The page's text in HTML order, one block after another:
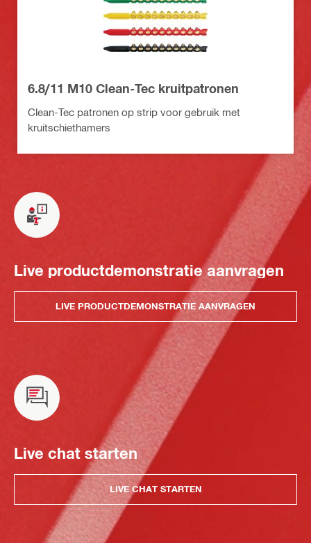
6.8/11 M10 Clean-Tec kruitpatronen
Clean-Tec patronen op strip voor gebruik met
kruitschiethamers
Live productdemonstratie aanvragen
LIVE PRODUCTDEMONSTRATIE AANVRAGEN
Live chat starten
LIVE CHAT STARTEN